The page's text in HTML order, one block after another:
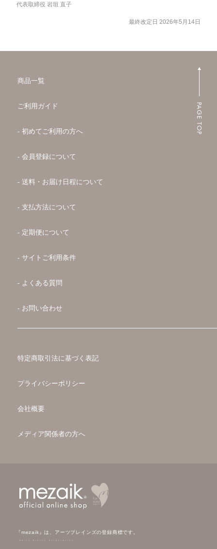
代表取締役 岩垣 直子
最終改定日 2026年5月14日
PAGE TOP
商品一覧
ご利用ガイド
- 初めてご利用の方へ
- 会員登録について
- 送料・お届け日程について
- 支払方法について
- 定期便について
- サイトご利用条件
- よくある質問
- お問い合わせ
特定商取引法に基づく表記
プライバシーポリシー
会社概要
メディア関係者の方へ
『mezaik』は、アーツブレインズの登録商標です。
©Arts Brains Corporation.